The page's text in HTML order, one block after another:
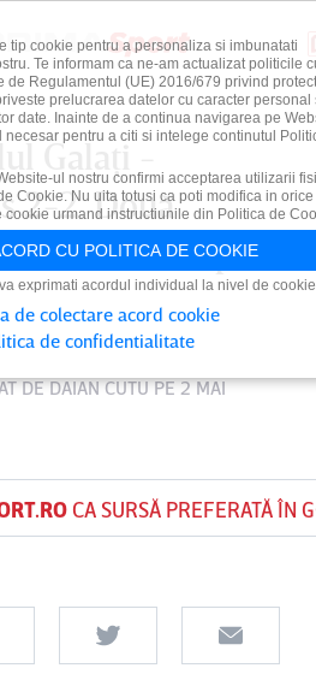
Galaţi -
2-2. Două
scenarii complet
DEDAIAN CUTUPE 2 MAI
CA SURSĂ PREFERATĂ ÎN
tip cookie pentru a personaliza si imbunatati
Te informam ca ne-am actualizat politicile
de Regulamentul (UE) 2016/679 privind
prelucrarea datelor cu caracter personal
date. Inainte de a continua navigarea pe
pentru a citi si intelege continutul
ul nostru confirmi acceptarea utilizarii
Cookie. Nu uita totusi ca poti modifica in orice
cookie urmand instructiunile din Politica de
CU POLITICA DE COOKIE
exprimati acordul individual la nivel de
de colectare acord cookie
de confidentialitate